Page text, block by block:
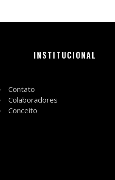
INSTITUCIONAL
Contato
Colaboradores
Conceito